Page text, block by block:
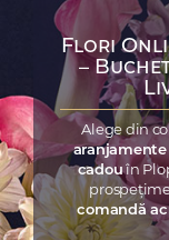
Flori
–
Alege din
aranjamente
cadouîn
comandă